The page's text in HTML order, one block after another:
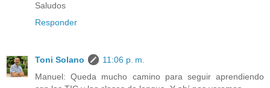
Saludos
Responder
Toni Solano
11:06 p. m.
Manuel: Queda mucho camino para seguir aprendiendo